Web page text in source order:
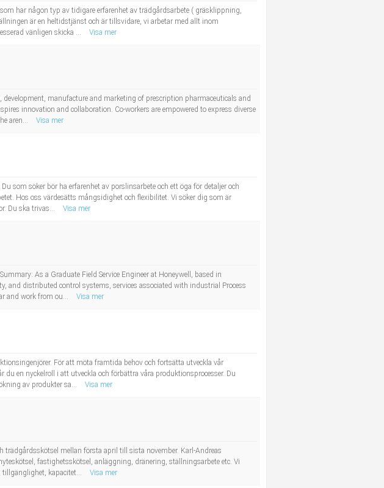
har någon typ av tidigare erfarenhet av trädgårdsarbete ( gräsklippning,
är en heltidstjänst och är tillsvidare, vi arbetar med allt inom
vänligen skicka ...
Visa mer
manufacture and marketing of prescription pharmaceuticals and
innovation and collaboration. Co-workers are empowered to express diverse
aren...
Visa mer
som söker bör ha erfarenhet av porslinsarbete och ett öga för detaljer och
Hos oss värdesätts mångsidighet och flexibilitet. Vi söker dig som är
Du ska trivas...
Visa mer
As a Graduate Field Service Engineer at Honeywell, based in
and distributed control systems, services associated with industrial Process
and work from ou...
Visa mer
För att möta framtida behov och fortsätta utveckla vår
en nyckelroll i att utveckla och förbättra våra produktionsprocesser. Du
av produkter sa...
Visa mer
mellan första april till sista november. Karl-Andreas
fastighetsskötsel, anläggning, dränering, ställningsarbete etc. Vi
kapacitet...
Visa mer